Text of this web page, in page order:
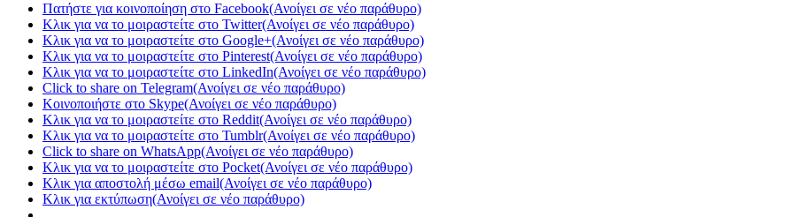
Πατήστε για κοινοποίηση στο Facebook(Ανοίγει σε νέο παράθυρο)
Κλικ για να το μοιραστείτε στο Twitter(Ανοίγει σε νέο παράθυρο)
Κλικ για να το μοιραστείτε στο Google+(Ανοίγει σε νέο παράθυρο)
Κλικ για να το μοιραστείτε στο Pinterest(Ανοίγει σε νέο παράθυρο)
Κλικ για να το μοιραστείτε στο LinkedIn(Ανοίγει σε νέο παράθυρο)
Click to share on Telegram(Ανοίγει σε νέο παράθυρο)
Κοινοποιήστε στο Skype(Ανοίγει σε νέο παράθυρο)
Κλικ για να το μοιραστείτε στο Reddit(Ανοίγει σε νέο παράθυρο)
Κλικ για να το μοιραστείτε στο Tumblr(Ανοίγει σε νέο παράθυρο)
Click to share on WhatsApp(Ανοίγει σε νέο παράθυρο)
Κλικ για να το μοιραστείτε στο Pocket(Ανοίγει σε νέο παράθυρο)
Κλικ για αποστολή μέσω email(Ανοίγει σε νέο παράθυρο)
Κλικ για εκτύπωση(Ανοίγει σε νέο παράθυρο)